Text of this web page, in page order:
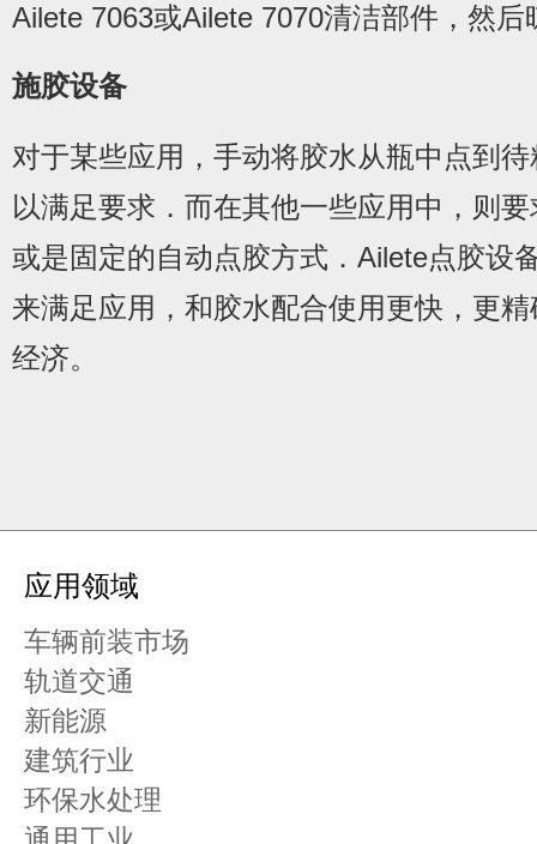
Ailete 7063或Ailete 7070清洁部件，然后
施胶设备
对于某些应用，手动将胶水从瓶中点到
以满足要求．而在其他一些应用中，则
或是固定的自动点胶方式．Ailete点胶设
来满足应用，和胶水配合使用更快，更
经济。
应用领域
车辆前装市场
轨道交通
新能源
建筑行业
环保水处理